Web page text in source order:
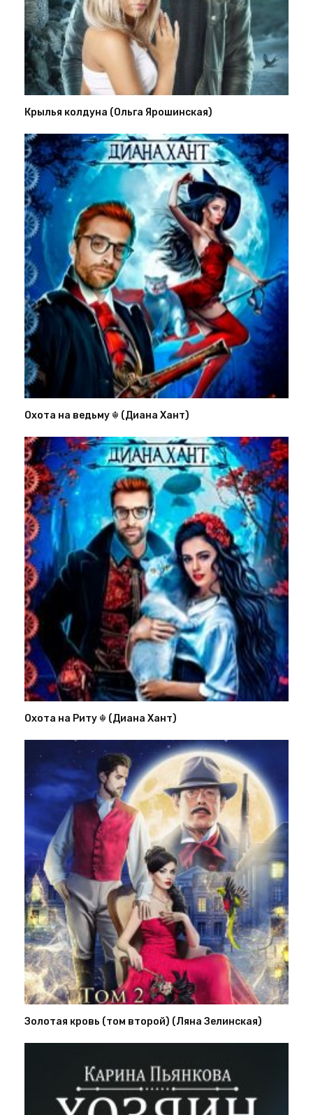
Крылья колдуна (Ольга Ярошинская)
Охота на ведьму ☬ (Диана Хант)
Охота на Риту ☬ (Диана Хант)
Золотая кровь (том второй) (Ляна Зелинская)